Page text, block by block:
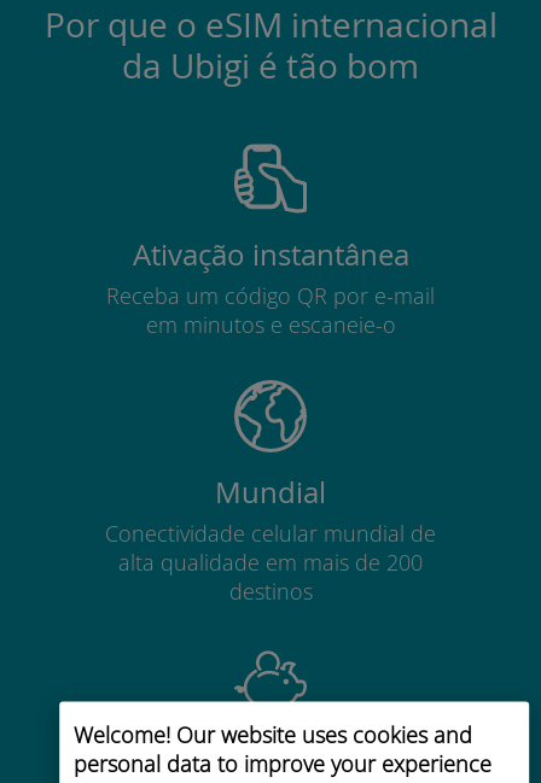
Welcome! Our website uses cookies and
personal data to improve your experience
Por que o eSIM internacional
da Ubigi é tão bom
Ativação instantânea
Receba um código QR por e-mail
em minutos e escaneie-o
Mundial
Conectividade celular mundial de
alta qualidade em mais de 200
destinos
Custo-benefício